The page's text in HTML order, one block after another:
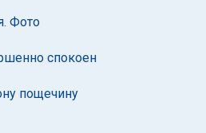
Фото
спокоен
пощечину